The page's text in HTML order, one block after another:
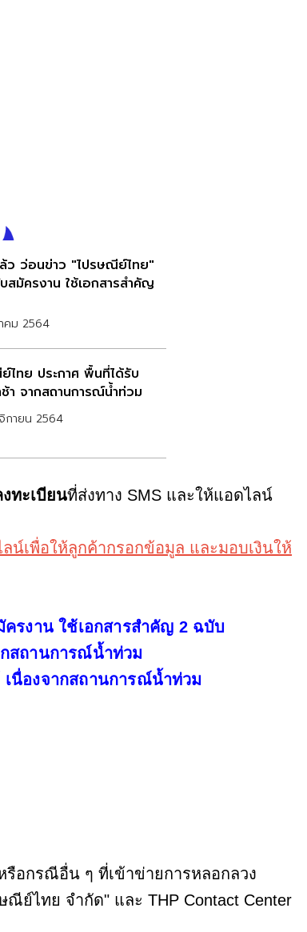
ว ว่อนข่าว "ไปรษณีย์ไทย"
สมัครงาน ใช้เอกสารสำคัญ
คม 2564
ไทย ประกาศ พื้นที่ได้รับ
า จากสถานการณ์น้ำท่วม
กายน 2564
งทะเบียนที่ส่งทาง SMS และให้แอดไลน์
น์เพื่อให้ลูกค้ากรอกข้อมูล และมอบเงินให้
รงาน ใช้เอกสารสำคัญ 2 ฉบับ
สถานการณ์น้ำท่วม
นื่องจากสถานการณ์น้ำท่วม
อกรณีอื่น ๆ ที่เข้าข่ายการหลอกลวง
ย์ไทย จำกัด" และ THP Contact Center